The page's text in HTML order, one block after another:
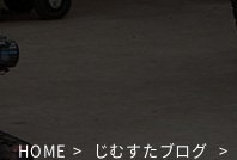
HOME じむすたブログ